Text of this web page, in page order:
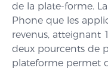
de la plate-forme.
Phone que les
revenus, atteignant
deux pourcents de
plateforme permet